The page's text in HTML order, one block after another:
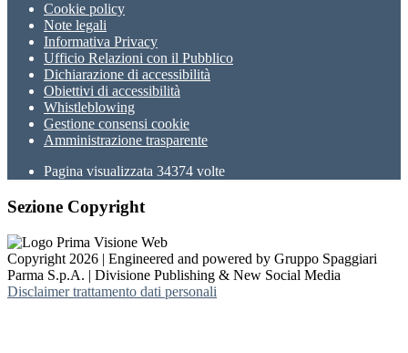
Cookie policy
Note legali
Informativa Privacy
Ufficio Relazioni con il Pubblico
Dichiarazione di accessibilità
Obiettivi di accessibilità
Whistleblowing
Gestione consensi cookie
Amministrazione trasparente
Pagina visualizzata 34374 volte
Sezione Copyright
Copyright 2026 | Engineered and powered by Gruppo Spaggiari
Parma S.p.A. | Divisione Publishing & New Social Media
Disclaimer trattamento dati personali